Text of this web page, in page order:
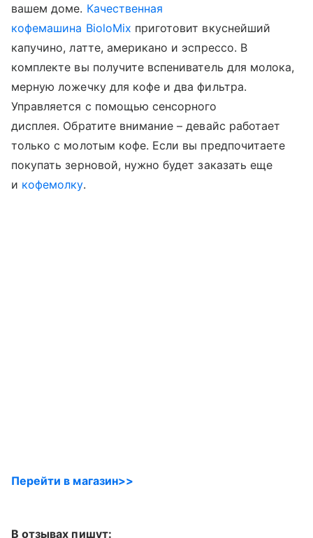
вашем доме. Качественная
кофемашина BioloMix приготовит вкуснейший
капучино, латте, американо и эспрессо. В
комплекте вы получите вспениватель для молока,
мерную ложечку для кофе и два фильтра.
Управляется с помощью сенсорного
дисплея. Обратите внимание – девайс работает
только с молотым кофе. Если вы предпочитаете
покупать зерновой, нужно будет заказать еще
и кофемолку.
Перейти в магазин>>
В отзывах пишут: